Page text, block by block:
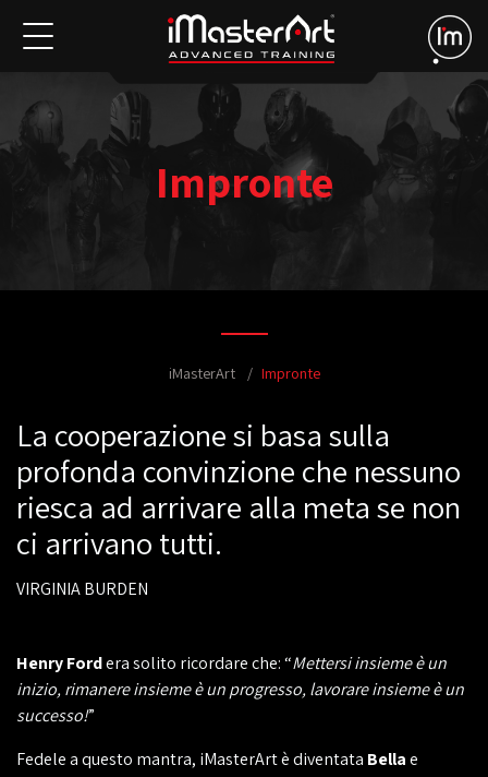
Impronte
iMasterArt Impronte
La cooperazione si basa sulla
profonda convinzione che nessuno
riesca ad arrivare alla meta se non
ci arrivano tutti.
VIRGINIA BURDEN
Henry Fordera solito ricordare che: “Mettersi insieme è un
inizio, rimanere insieme è un progresso, lavorare insieme è un
successo!”
Fedele a questo mantra, iMasterArt è diventata Bellae